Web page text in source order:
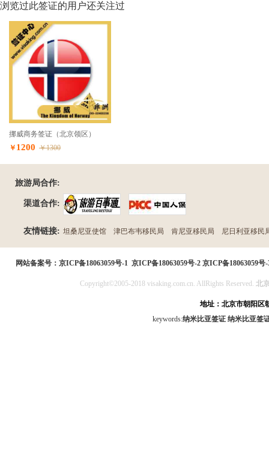
浏览过此签证的用户还关注过
挪威商务签证（北京领区）
￥ 1200 ￥1300
旅游局合作:
渠道合作:
友情链接: 坦桑尼亚使馆 津巴布韦移民局 肯尼亚移民局 尼日利亚移民
网站备案号： 京ICP备18063059号-1 京ICP备18063059号-2 京ICP备18063059号-
Copyright©2005-2018 visaking.com.cn. AllRights Reserved. 北
地址：北京市朝阳区
keywords:纳米比亚签证 纳米比亚签